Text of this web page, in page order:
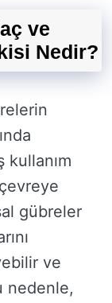
ve
Nedir?
kullanım
gübreler
ve
nedenle,